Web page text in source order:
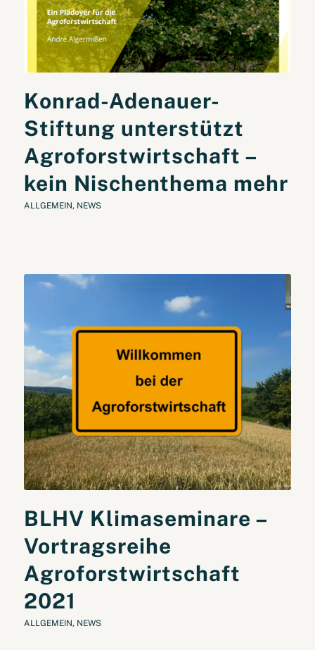
Konrad-Adenauer-
Stiftung unterstützt
Agroforstwirtschaft –
kein Nischenthema mehr
ALLGEMEIN, NEWS
BLHV Klimaseminare –
Vortragsreihe
Agroforstwirtschaft
2021
ALLGEMEIN, NEWS